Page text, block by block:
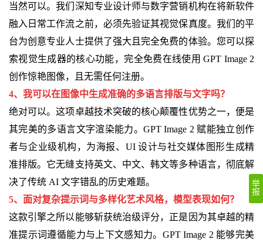
当然可以。我们深知专业设计师与数字营销机构在将新软件
融入日常工作流之前，必须先验证其视觉保真度。我们的平
台为创意专业人士提供了强大且完全免费的体验。您可以探
索视觉生成器的核心功能，完全免费在线使用 GPT Image 2
创作惊艳图像，且无需任何注册。
4、我可以在图像中生成准确的多语言排版与文字吗？
绝对可以。这项卓越技术突破的核心颠覆性优势之一，便是
其完美的多语言文字渲染能力。GPT Image 2 赋能独立创作
者与企业级机构，为海报、UI 设计与社交媒体图形生成精
准排版。它无缝支持英文、中文、韩文等多种语言，彻底解
决了传统 AI 文字错乱的历史难题。
5、面对复杂提示词与多样化艺术风格，模型表现如何？
这款引擎之所以能够斩获统治级评分，正是因为其卓越的精
准提示词遵循能力与上下文感知力。GPT Image 2 能够完美
举
报